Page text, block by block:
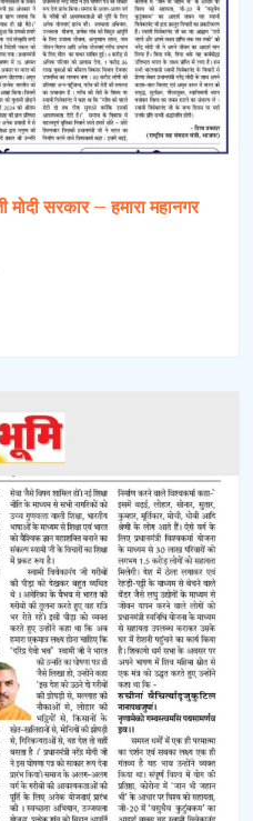
सरकार – हमारा महानगर